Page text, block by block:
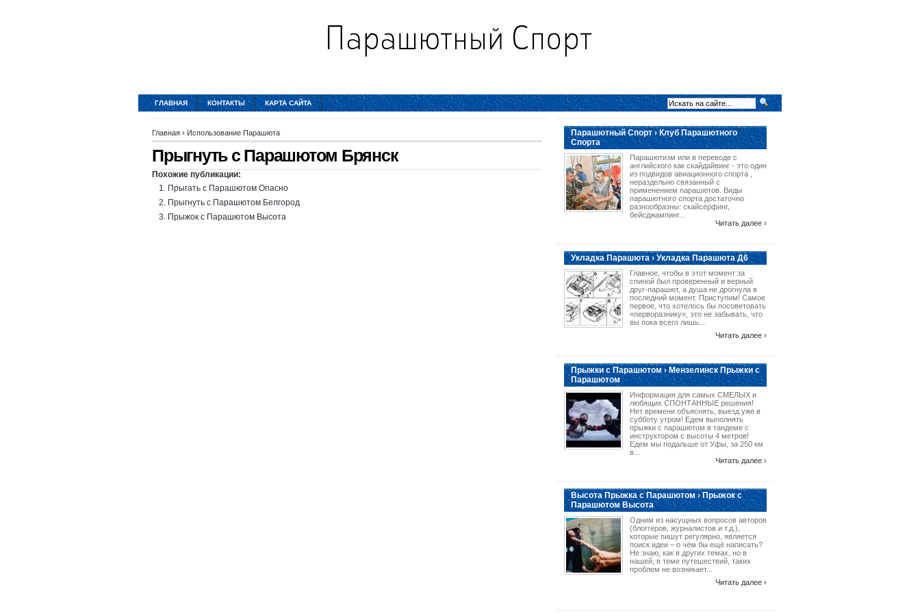
ГЛАВНАЯ КОНТАКТЫ КАРТА САЙТА
Главная › Использование Парашюта
Прыгнуть с Парашютом Брянск
Похожие публикации:
Прыгать с Парашютом Опасно
Прыгнуть с Парашютом Белгород
Прыжок с Парашютом Высота
Парашютный Спорт › Клуб Парашютного
Спорта
Парашютизм или в переводе с
английского как скайдайвинг - это один
из подвидов авиационного спорта ,
нераздельно связанный с
применением парашютов. Виды
парашютного спорта достаточно
разнообразны: скайсёрфинг,
бейсджампинг...
Читать далее ›
Укладка Парашюта › Укладка Парашюта Д6
Главное, чтобы в этот момент за
спиной был проверенный и верный
друг-парашют, а душа не дрогнула в
последний момент. Приступим! Самое
первое, что хотелось бы посоветовать
«перворазнику», это не забывать, что
вы пока всего лишь...
Читать далее ›
Прыжки с Парашютом › Мензелинск Прыжки с
Парашютом
Информация для самых СМЕЛЫХ и
любящих СПОНТАННЫЕ решения!
Нет времени объяснять, выезд уже в
субботу утром! Едем выполнять
прыжки с парашютом в тандеме с
инструктором с высоты 4 метров!
Едем мы подальше от Уфы, за 250 км
в...
Читать далее ›
Высота Прыжка с Парашютом › Прыжок с
Парашютом Высота
Одним из насущных вопросов авторов
(блоггеров, журналистов и т.д.),
которые пишут регулярно, является
поиск идеи – о чём бы ещё написать?
Не знаю, как в других темах, но в
нашей, в теме путешествий, таких
проблем не возникает...
Читать далее ›